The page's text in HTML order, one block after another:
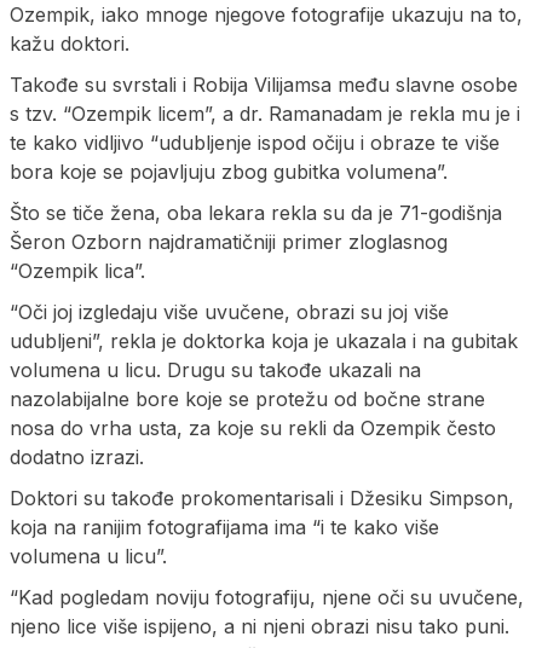
Ozempik, iako mnoge njegove fotografije ukazuju na to,
kažu doktori.
Takođe su svrstali i Robija Vilijamsa među slavne osobe
s tzv. “Ozempik licem”, a dr. Ramanadam je rekla mu je i
te kako vidljivo “udubljenje ispod očiju i obraze te više
bora koje se pojavljuju zbog gubitka volumena”.
Što se tiče žena, oba lekara rekla su da je 71-godišnja
Šeron Ozborn najdramatičniji primer zloglasnog
“Ozempik lica”.
“Oči joj izgledaju više uvučene, obrazi su joj više
udubljeni”, rekla je doktorka koja je ukazala i na gubitak
volumena u licu. Drugu su takođe ukazali na
nazolabijalne bore koje se protežu od bočne strane
nosa do vrha usta, za koje su rekli da Ozempik često
dodatno izrazi.
Doktori su takođe prokomentarisali i Džesiku Simpson,
koja na ranijim fotografijama ima “i te kako više
volumena u licu”.
“Kad pogledam noviju fotografiju, njene oči su uvučene,
njeno lice više ispijeno, a ni njeni obrazi nisu tako puni.